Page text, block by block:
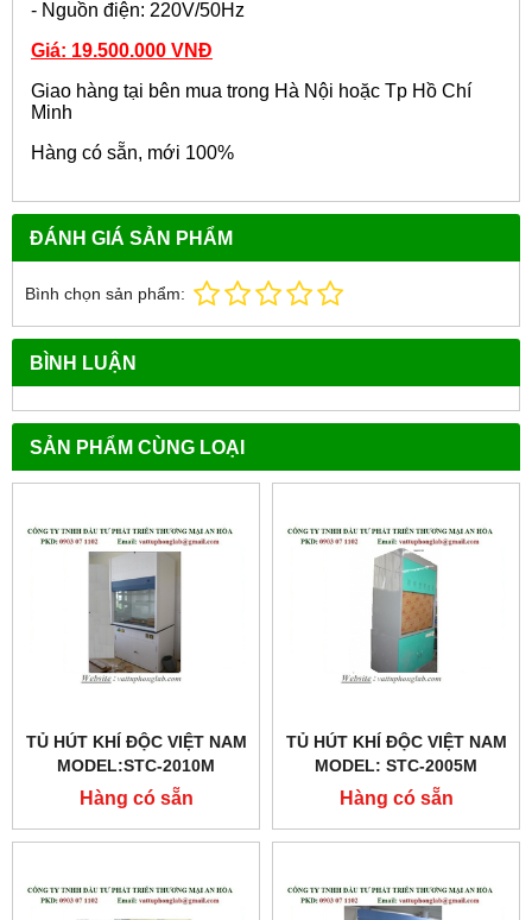
- Nguồn điện: 220V/50Hz
Giá: 19.500.000 VNĐ
Giao hàng tại bên mua trong Hà Nội hoặc Tp Hồ Chí
Minh
Hàng có sẵn, mới 100%
ĐÁNH GIÁ SẢN PHẨM
Bình chọn sản phẩm:
BÌNH LUẬN
SẢN PHẨM CÙNG LOẠI
TỦ HÚT KHÍ ĐỘC VIỆT NAM
MODEL:STC-2010M
Hàng có sẵn
TỦ HÚT KHÍ ĐỘC VIỆT NAM
MODEL: STC-2005M
Hàng có sẵn